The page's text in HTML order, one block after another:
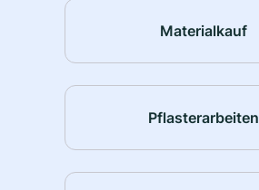
Materialkauf
Pflasterarbeiten